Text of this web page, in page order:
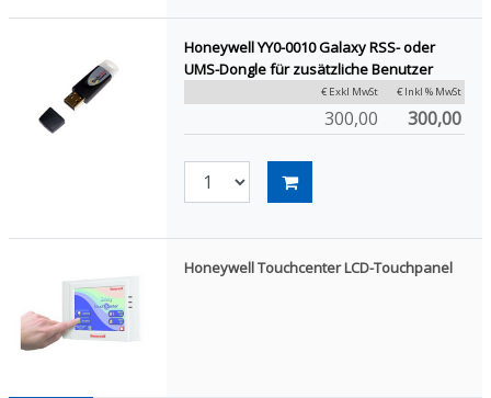
Honeywell YY0-0010 Galaxy RSS- oder
UMS-Dongle für zusätzliche Benutzer
€ Exkl MwSt € Inkl % MwSt
300,00 300,00
Honeywell Touchcenter LCD-Touchpanel